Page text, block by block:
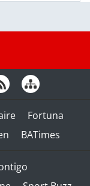
Fortuna
BATimes